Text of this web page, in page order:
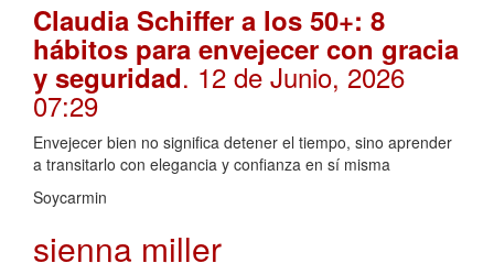
Claudia Schiffer a los 50+: 8
hábitos para envejecer con gracia
y seguridad. 12 de Junio, 2026
07:29
Envejecer bien no significa detener el tiempo, sino aprender
a transitarlo con elegancia y confianza en sí misma
Soycarmin
sienna miller